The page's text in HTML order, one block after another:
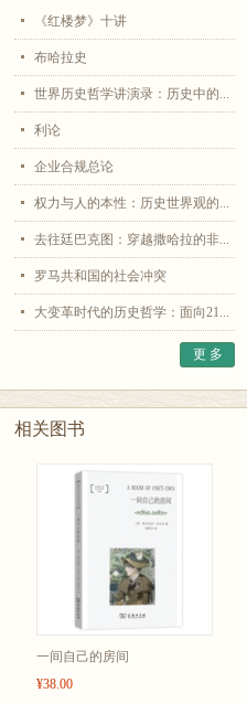
《红楼梦》十讲
布哈拉史
世界历史哲学讲演录：历史中的...
利论
企业合规总论
权力与人的本性：历史世界观的...
去往廷巴克图：穿越撒哈拉的非...
罗马共和国的社会冲突
大变革时代的历史哲学：面向21...
更 多
相关图书
一间自己的房间
¥38.00